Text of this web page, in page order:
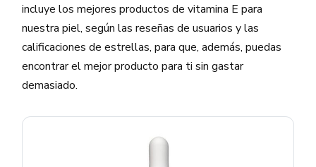
incluye los mejores productos de vitamina E para
nuestra piel, según las reseñas de usuarios y las
calificaciones de estrellas, para que, además, puedas
encontrar el mejor producto para ti sin gastar
demasiado.